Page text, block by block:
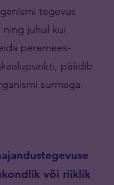
tegevus
ning juhul kui
peremees-
päädib
surmaga.
või riiklik